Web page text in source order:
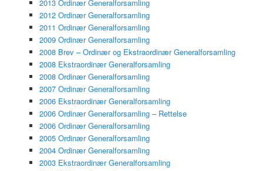
2013 Ordinær Generalforsamling
2012 Ordinær Generalforsamling
2011 Ordinær Generalforsamling
2009 Ordinær Generalforsamling
2008 Brev – Ordinær og Ekstraordinær Generalforsamling
2008 Ekstraordinær Generalforsamling
2008 Ordinær Generalforsamling
2007 Ordinær Generalforsamling
2006 Ekstraordinær Generalforsamling
2006 Ordinær Generalforsamling – Rettelse
2006 Ordinær Generalforsamling
2005 Ordinær Generalforsamling
2004 Ordinær Generalforsamling
2003 Ekstraordinær Generalforsamling